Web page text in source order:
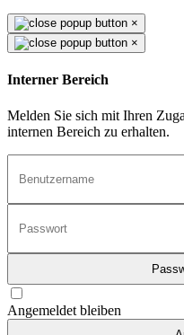
×
×
Interner Bereich
Melden Sie sich mit Ihren
internen Bereich zu erhalten.
Angemeldet bleiben